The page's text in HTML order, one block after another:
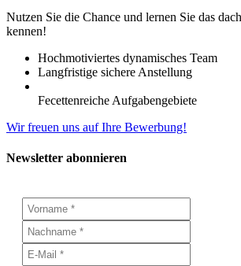
Nutzen Sie die Chance und lernen Sie das
kennen!
Hochmotiviertes dynamisches Team
Langfristige sichere Anstellung
Fecettenreiche Aufgabengebiete
Wir freuen uns auf Ihre Bewerbung!
Newsletter abonnieren